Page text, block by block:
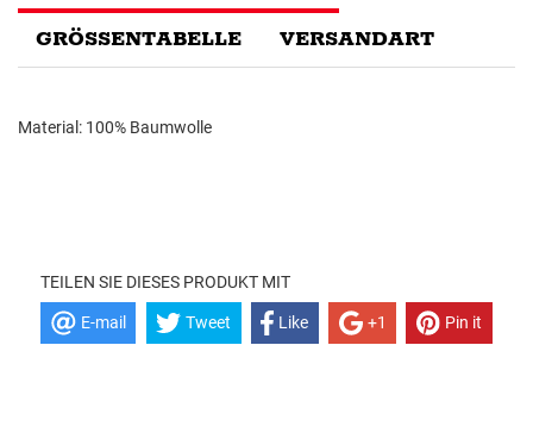
GRÖSSENTABELLE VERSANDART
Material: 100% Baumwolle
TEILEN SIE DIESES PRODUKT MIT
E-mail Tweet Like +1 Pin it